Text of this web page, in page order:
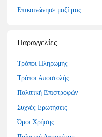
Επικοινώνησε μαζί μας
Παραγγελίες
Τρόποι Πληρωμής
Τρόποι Αποστολής
Πολιτική Επιστροφών
Συχνές Ερωτήσεις
Όροι Χρήσης